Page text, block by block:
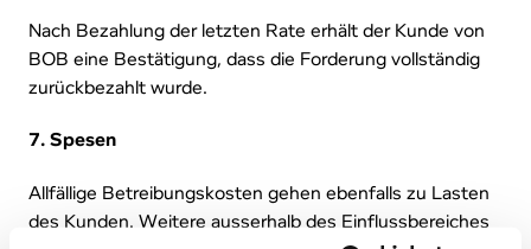
Nach Bezahlung der letzten Rate erhält der Kunde von
BOB eine Bestätigung, dass die Forderung vollständig
zurückbezahlt wurde.
7. Spesen
Allfällige Betreibungskosten gehen ebenfalls zu Lasten
des Kunden. Weitere ausserhalb des Einflussbereiches